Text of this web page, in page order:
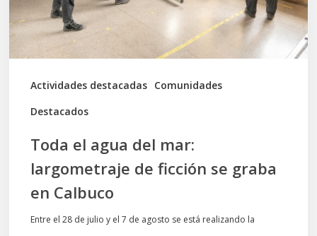
Actividades destacadas Comunidades
Destacados
de
ficción
se
graba
Toda el agua del mar:
largometraje de ficción se graba
en Calbuco
Entre el 28 de julio y el 7 de agosto se está realizando la